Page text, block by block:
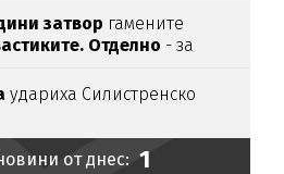
затвор гамените
Отделно - за
удариха Силистренско
от днес: 1